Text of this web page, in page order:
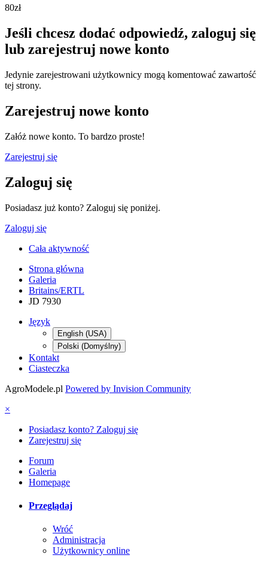
80zł
Jeśli chcesz dodać odpowiedź, zaloguj się
lub zarejestruj nowe konto
Jedynie zarejestrowani użytkownicy mogą komentować zawartość
tej strony.
Zarejestruj nowe konto
Załóż nowe konto. To bardzo proste!
Zarejestruj się
Zaloguj się
Posiadasz już konto? Zaloguj się poniżej.
Zaloguj się
Cała aktywność
Strona główna
Galeria
Britains/ERTL
JD 7930
Język
English (USA)
Polski (Domyślny)
Kontakt
Ciasteczka
AgroModele.pl Powered by Invision Community
×
Posiadasz konto? Zaloguj się
Zarejestruj się
Forum
Galeria
Homepage
Przeglądaj
Wróć
Administracja
Użytkownicy online